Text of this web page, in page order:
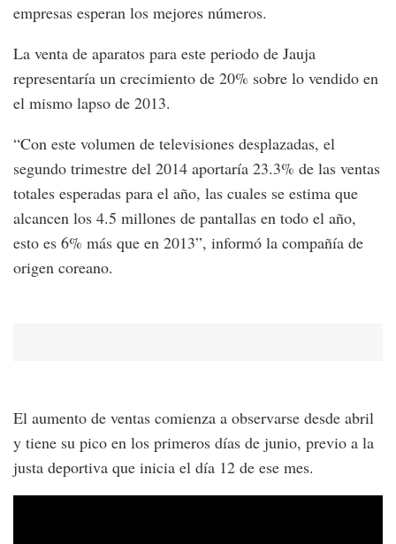
empresas esperan los mejores números.
La venta de aparatos para este periodo de Jauja
representaría un crecimiento de 20% sobre lo vendido en
el mismo lapso de 2013.
“Con este volumen de televisiones desplazadas, el
segundo trimestre del 2014 aportaría 23.3% de las ventas
totales esperadas para el año, las cuales se estima que
alcancen los 4.5 millones de pantallas en todo el año,
esto es 6% más que en 2013”, informó la compañía de
origen coreano.
El aumento de ventas comienza a observarse desde abril
y tiene su pico en los primeros días de junio, previo a la
justa deportiva que inicia el día 12 de ese mes.